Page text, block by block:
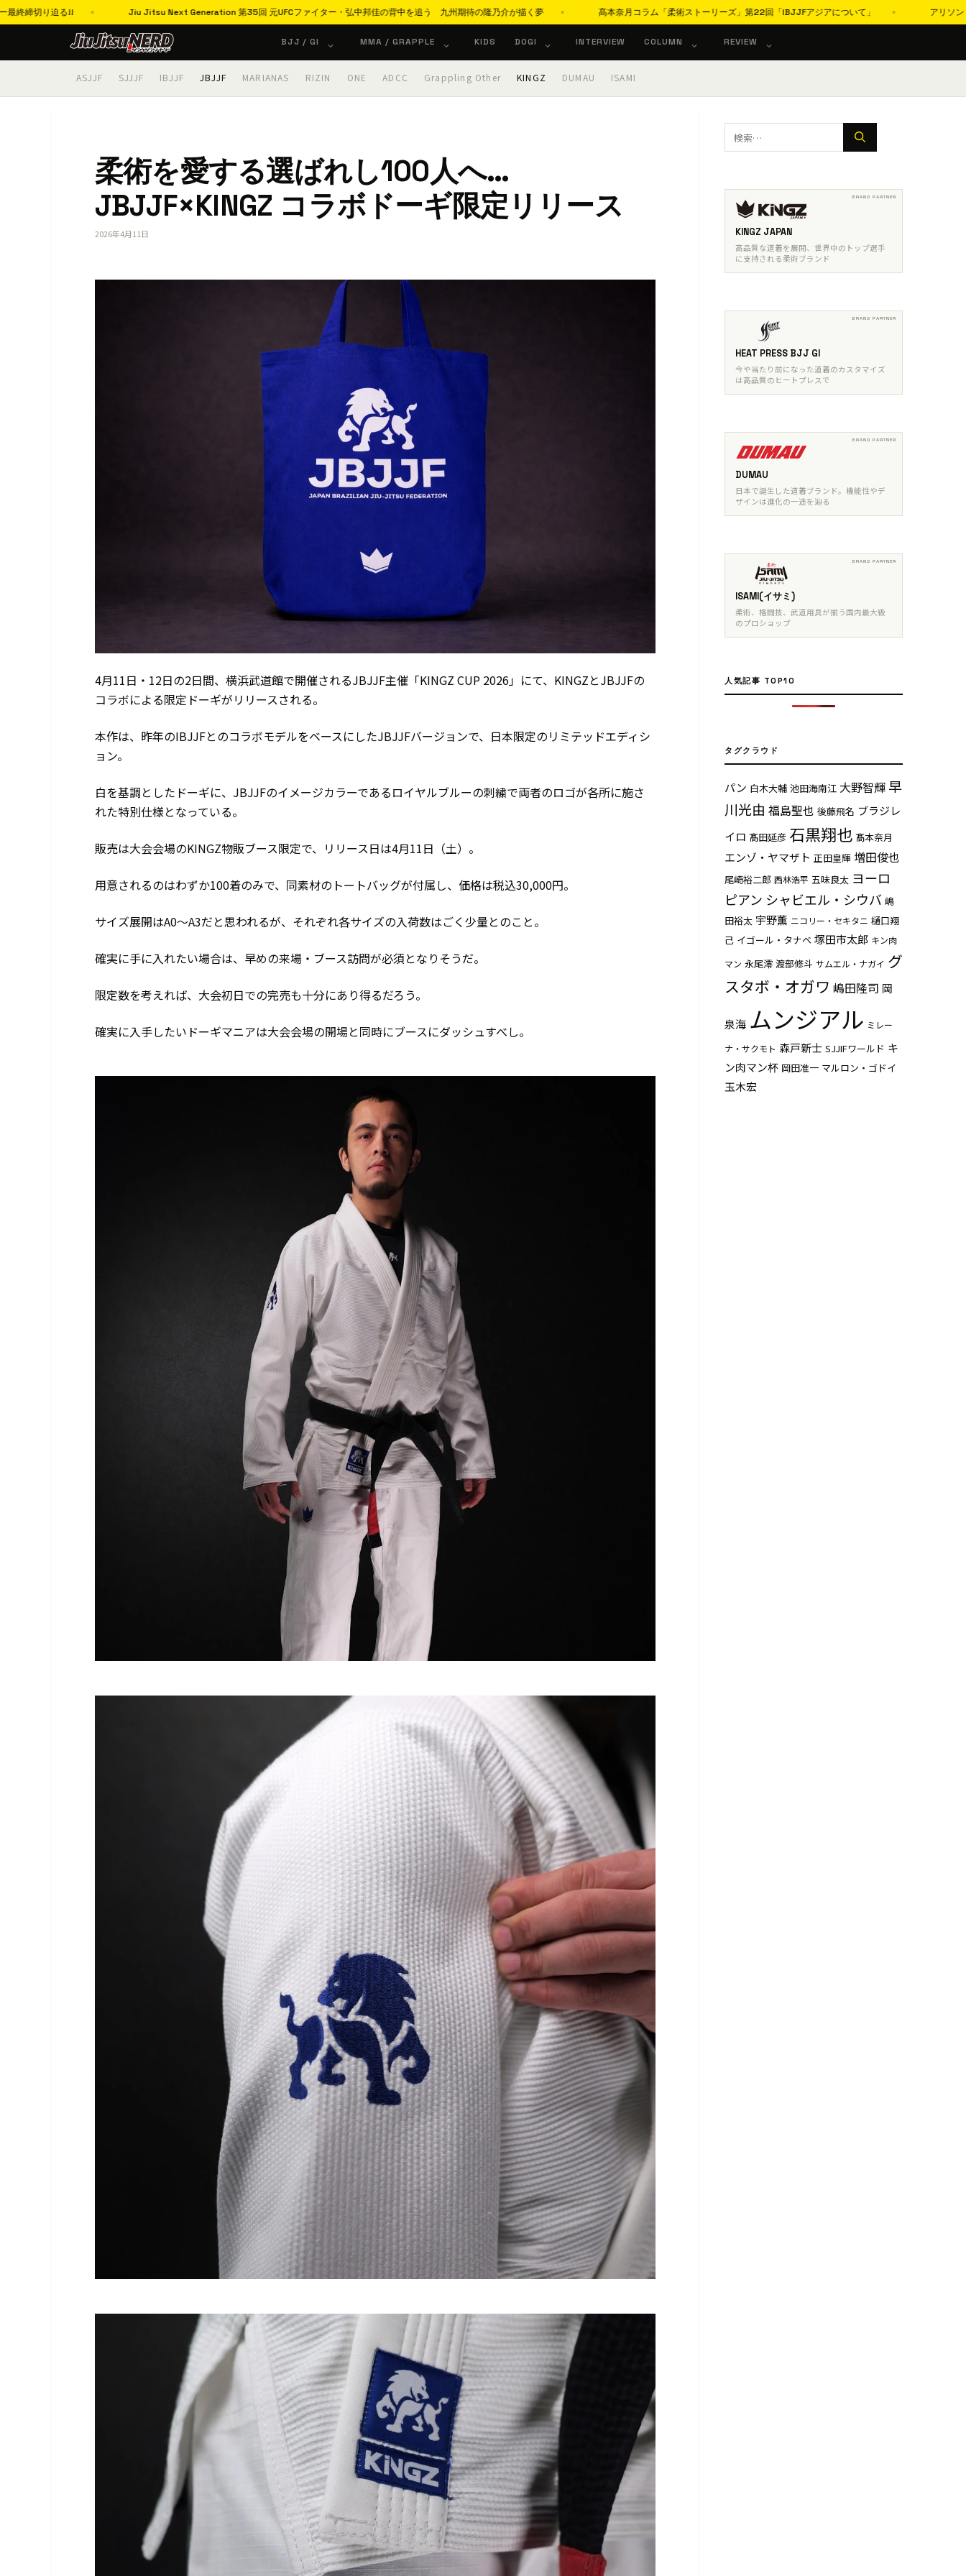
Jiu Jitsu Next Generation 第35回 元UFCファイター・弘中邦佳の背中を追う 九州期待の隆乃介が描く夢 髙本奈月コラム「柔術ストーリーズ」第22回「IBJJFアジアについて」 アリソン・カバウカンチ、
BJJ / GI MMA / GRAPPLE KIDS DOGI INTERVIEW COLUMN REVIEW
ASJJF SJJJF IBJJF JBJJF MARIANAS RIZIN ONE ADCC Grappling Other KINGZ DUMAU ISAMI
柔術を愛する選ばれし100人へ…
JBJJF×KINGZ コラボドーギ限定リリース
2026年4月11日
4月11日・12日の2日間、横浜武道館で開催されるJBJJF主催「KINGZ CUP 2026」にて、KINGZとJBJJFの
コラボによる限定ドーギがリリースされる。
本作は、昨年のIBJJFとのコラボモデルをベースにしたJBJJFバージョンで、日本限定のリミテッドエディシ
ョン。
白を基調としたドーギに、JBJJFのイメージカラーであるロイヤルブルーの刺繍で両者のロゴが各所に施さ
れた特別仕様となっている。
販売は大会会場のKINGZ物販ブース限定で、リリース日は4月11日（土）。
用意されるのはわずか100着のみで、同素材のトートバッグが付属し、価格は税込30,000円。
サイズ展開はA0～A3だと思われるが、それぞれ各サイズの入荷数はごく少量とのこと。
確実に手に入れたい場合は、早めの来場・ブース訪問が必須となりそうだ。
限定数を考えれば、大会初日での完売も十分にあり得るだろう。
確実に入手したいドーギマニアは大会会場の開場と同時にブースにダッシュすべし。
検
索:
KINGZ JAPAN
高品質な道着を展開、世界中のトップ選手
に支持される柔術ブランド
HEAT PRESS BJJ GI
今や当たり前になった道着のカスタマイズ
は高品質のヒートプレスで
DUMAU
日本で誕生した道着ブランド。機能性やデ
ザインは進化の一途を辿る
ISAMI(イサミ)
柔術、格闘技、武道用具が揃う国内最大級
のプロショップ
人気記事 TOP10
タグクラウド
パン 白木大輔 池田海南江 大野智輝早
川光由 福島聖也 後藤飛名 ブラジレ
イロ 髙田延彦 石黒翔也 髙本奈月
エンゾ・ヤマザト 正田皇輝 増田俊也
尾崎裕二郎 西林浩平 五味良太 ヨーロ
ピアン シャビエル・シウバ 嶋
田裕太 宇野薫 ニコリー・セキタニ 樋口翔
己 イゴール・タナベ 塚田市太郎 キン肉
マン 永尾澪 渡部修斗 サムエル・ナガイ グ
スタボ・オガワ 嶋田隆司 岡
泉海 ムンジアル ミレー
ナ・サクモト 森戸新士 SJJIFワールド キ
ン肉マン杯 岡田准一 マルロン・ゴドイ
玉木宏